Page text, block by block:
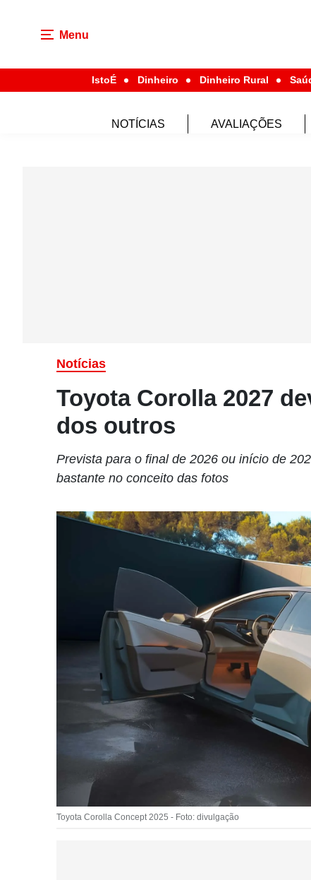
Menu
IstoÉ Dinheiro Dinheiro Rural
NOTÍCIAS AVALIAÇÕES
Notícias
Toyota Corolla 2027
dos outros
Prevista para o final de 2026 ou início de
bastante no conceito das fotos
Toyota Corolla Concept 2025 - Foto: divulgação